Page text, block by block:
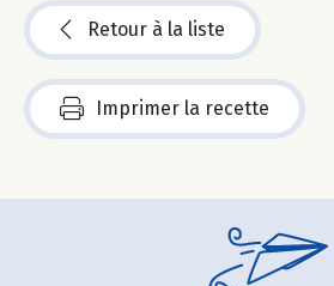
Retour à la liste
Imprimer la recette